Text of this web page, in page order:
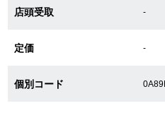
お客様の声・口コミ
GINZA RASINの中古腕時計につ
店頭受取 -
定価 -
個別コード